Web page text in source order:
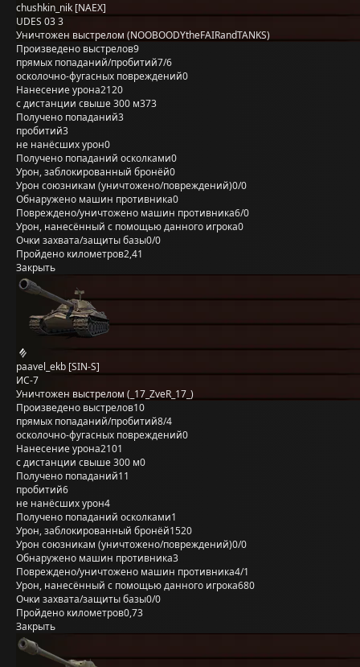
chushkin_nik [NAEX]
UDES 03 3
Уничтожен выстрелом (NOOBOODYtheFAIRandTANKS)
Произведено выстрелов9
прямых попаданий/пробитий7/6
осколочно-фугасных повреждений0
Нанесение урона2120
с дистанции свыше 300 м373
Получено попаданий3
пробитий3
не нанёсших урон0
Получено попаданий осколками0
Урон, заблокированный бронёй0
Урон союзникам (уничтожено/повреждений)0/0
Обнаружено машин противника0
Повреждено/уничтожено машин противника6/0
Урон, нанесённый с помощью данного игрока0
Очки захвата/защиты базы0/0
Пройдено километров2,41
Закрыть
paavel_ekb [SIN-S]
ИС-7
Уничтожен выстрелом (_17_ZveR_17_)
Произведено выстрелов10
прямых попаданий/пробитий8/4
осколочно-фугасных повреждений0
Нанесение урона2101
с дистанции свыше 300 м0
Получено попаданий11
пробитий6
не нанёсших урон4
Получено попаданий осколками1
Урон, заблокированный бронёй1520
Урон союзникам (уничтожено/повреждений)0/0
Обнаружено машин противника3
Повреждено/уничтожено машин противника4/1
Урон, нанесённый с помощью данного игрока680
Очки захвата/защиты базы0/0
Пройдено километров0,73
Закрыть